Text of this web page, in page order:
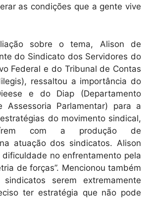
as condições que a gente vive
sobre o tema, Alison de
do Sindicato dos Servidores do
Federal e do Tribunal de Contas
ressaltou a importância do
e do Diap (Departamento
Assessoria Parlamentar) para a
do movimento sindical,
com a produção de
atuação dos sindicatos. Alison
no enfrentamento pela
de forças”. Mencionou também
serem extremamente
ter estratégia que não pode